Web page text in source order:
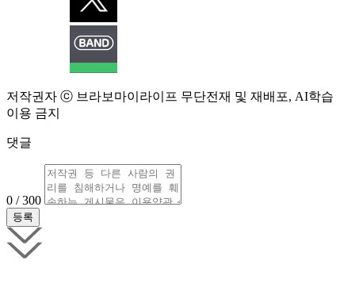
저작권자 ⓒ 브라보마이라이프 무단전재 및 재배포, AI학습
이용 금지
댓글
0 / 300